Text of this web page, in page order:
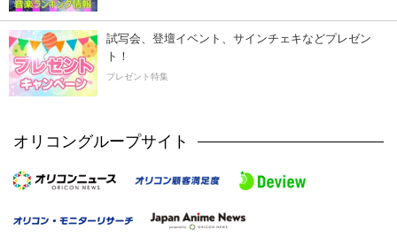
試写会、登壇イベント、サインチェキなどプレゼン
ト！
プレゼント特集
オリコングループサイト